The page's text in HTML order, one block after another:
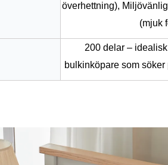
överhettning),
(mjuk
200 delar –
bulkinköpare som